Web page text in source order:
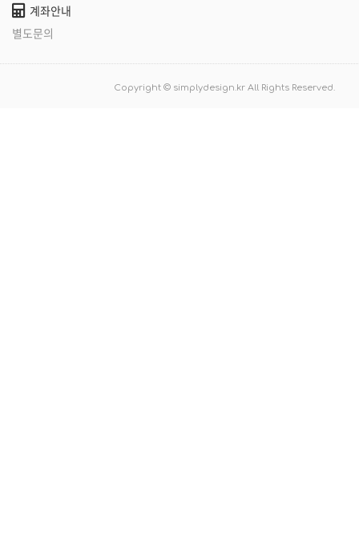
계좌안내
별도문의
Copyright © simplydesign.kr All Rights Reserved.